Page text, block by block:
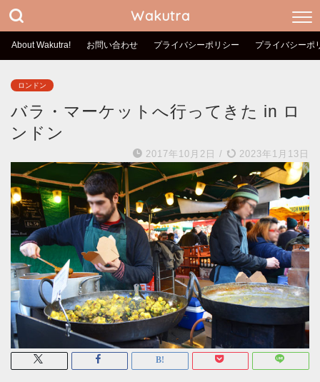
Wakutra
About Wakutra! お問い合わせ プライバシーポリシー プライバシーポ
ロンドン
バラ・マーケットへ行ってきた in ロ
ンドン
2017年10月2日 / 2023年1月13日